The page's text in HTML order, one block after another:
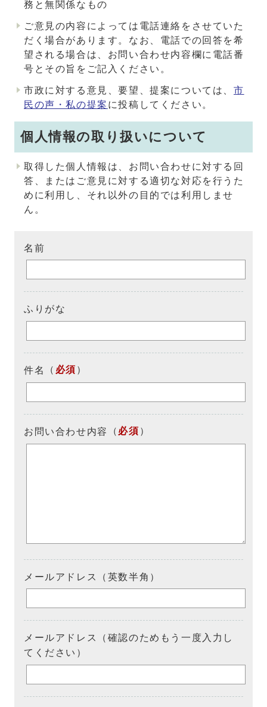
務と無関係なもの
ご意見の内容によっては電話連絡をさせていた
だく場合があります。なお、電話での回答を希
望される場合は、お問い合わせ内容欄に電話番
号とその旨をご記入ください。
市政に対する意見、要望、提案については、 市
民の声・私の提案 に投稿してください。
個人情報の取り扱いについて
取得した個人情報は、お問い合わせに対する回
答、またはご意見に対する適切な対応を行うた
めに利用し、それ以外の目的では利用しませ
ん。
名前
ふりがな
件名 （ 必須 ）
お問い合わせ内容 （ 必須 ）
メールアドレス（英数半角）
メールアドレス（確認のためもう一度入力し
てください）